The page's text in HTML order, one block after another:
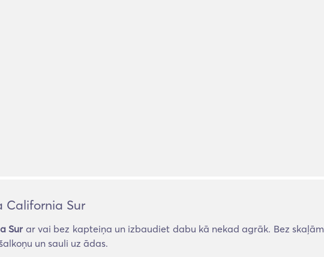
California Sur
Sur ar vai bez kapteiņa un izbaudiet dabu kā nekad agrāk. Bez
un sauli uz ādas.